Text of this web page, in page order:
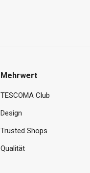
Mehrwert
TESCOMA Club
Design
Trusted Shops
Qualität